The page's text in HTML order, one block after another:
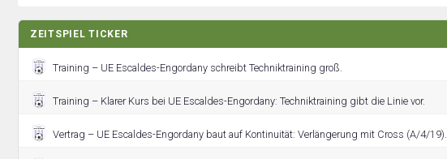
ZEITSPIEL TICKER
Training – UE Escaldes-Engordany schreibt Techniktraining groß.
Training – Klarer Kurs bei UE Escaldes-Engordany: Techniktraining gibt die Linie vor.
Vertrag – UE Escaldes-Engordany baut auf Kontinuität: Verlängerung mit Cross (A/4/19).